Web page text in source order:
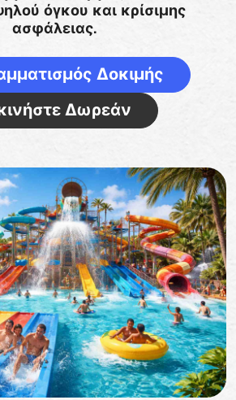
όγκου και κρίσιμης
ασφάλειας.
Δοκιμής
Δωρεάν